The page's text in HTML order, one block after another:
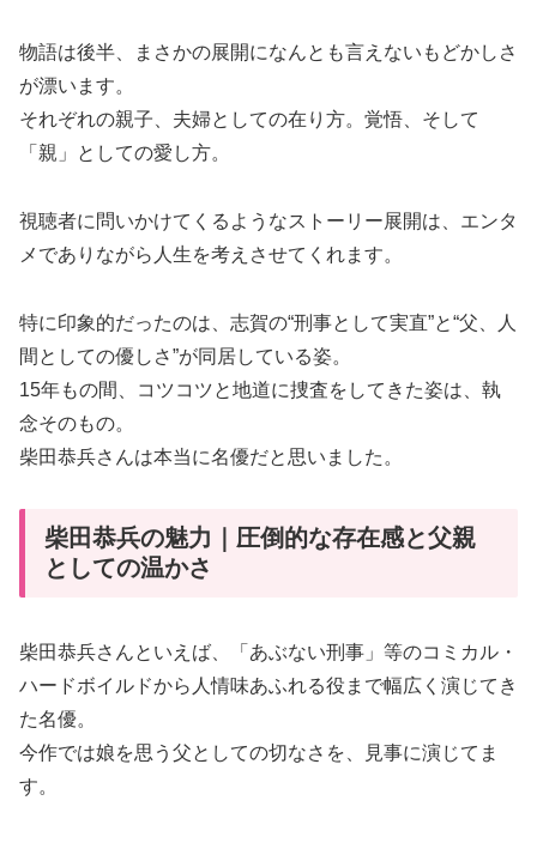
物語は後半、まさかの展開になんとも言えないもどかしさ
が漂います。
それぞれの親子、夫婦としての在り方。覚悟、そして
「親」としての愛し方。
視聴者に問いかけてくるようなストーリー展開は、エンタ
メでありながら人生を考えさせてくれます。
特に印象的だったのは、志賀の“刑事として実直”と“父、人
間としての優しさ”が同居している姿。
15年もの間、コツコツと地道に捜査をしてきた姿は、執
念そのもの。
柴田恭兵さんは本当に名優だと思いました。
柴田恭兵の魅力｜圧倒的な存在感と父親
としての温かさ
柴田恭兵さんといえば、「あぶない刑事」等のコミカル・
ハードボイルドから人情味あふれる役まで幅広く演じてき
た名優。
今作では娘を思う父としての切なさを、見事に演じてま
す。